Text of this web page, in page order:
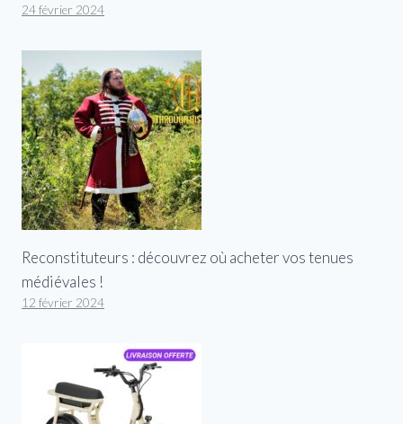
24 février 2024
Reconstituteurs : découvrez où acheter vos tenues
médiévales !
12 février 2024